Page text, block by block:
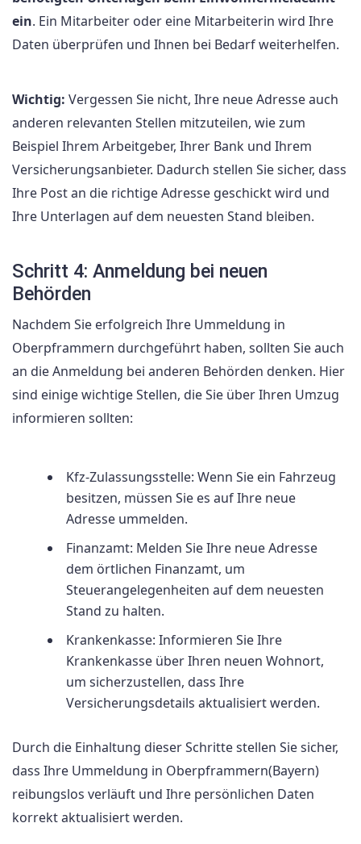
ein. Ein Mitarbeiter oder eine Mitarbeiterin wird Ihre
Daten überprüfen und Ihnen bei Bedarf weiterhelfen.
Wichtig: Vergessen Sie nicht, Ihre neue Adresse auch
anderen relevanten Stellen mitzuteilen, wie zum
Beispiel Ihrem Arbeitgeber, Ihrer Bank und Ihrem
Versicherungsanbieter. Dadurch stellen Sie sicher, dass
Ihre Post an die richtige Adresse geschickt wird und
Ihre Unterlagen auf dem neuesten Stand bleiben.
Schritt 4: Anmeldung bei neuen
Behörden
Nachdem Sie erfolgreich Ihre Ummeldung in
Oberpframmern durchgeführt haben, sollten Sie auch
an die Anmeldung bei anderen Behörden denken. Hier
sind einige wichtige Stellen, die Sie über Ihren Umzug
informieren sollten:
Kfz-Zulassungsstelle: Wenn Sie ein Fahrzeug
besitzen, müssen Sie es auf Ihre neue
Adresse ummelden.
Finanzamt: Melden Sie Ihre neue Adresse
dem örtlichen Finanzamt, um
Steuerangelegenheiten auf dem neuesten
Stand zu halten.
Krankenkasse: Informieren Sie Ihre
Krankenkasse über Ihren neuen Wohnort,
um sicherzustellen, dass Ihre
Versicherungsdetails aktualisiert werden.
Durch die Einhaltung dieser Schritte stellen Sie sicher,
dass Ihre Ummeldung in Oberpframmern(Bayern)
reibungslos verläuft und Ihre persönlichen Daten
korrekt aktualisiert werden.